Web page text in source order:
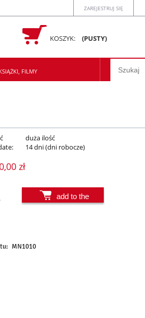
ZAREJESTRUJ SIĘ
KOSZYK: (PUSTY)
FILMY
duża ilość
14 dni (dni robocze)
zł
add to the
MN1010